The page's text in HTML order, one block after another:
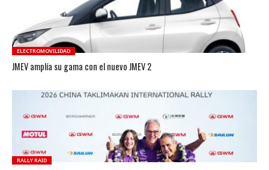
ELECTROMOVILIDAD
JMEV amplía su gama con el nuevo JMEV 2
RALLY RAID